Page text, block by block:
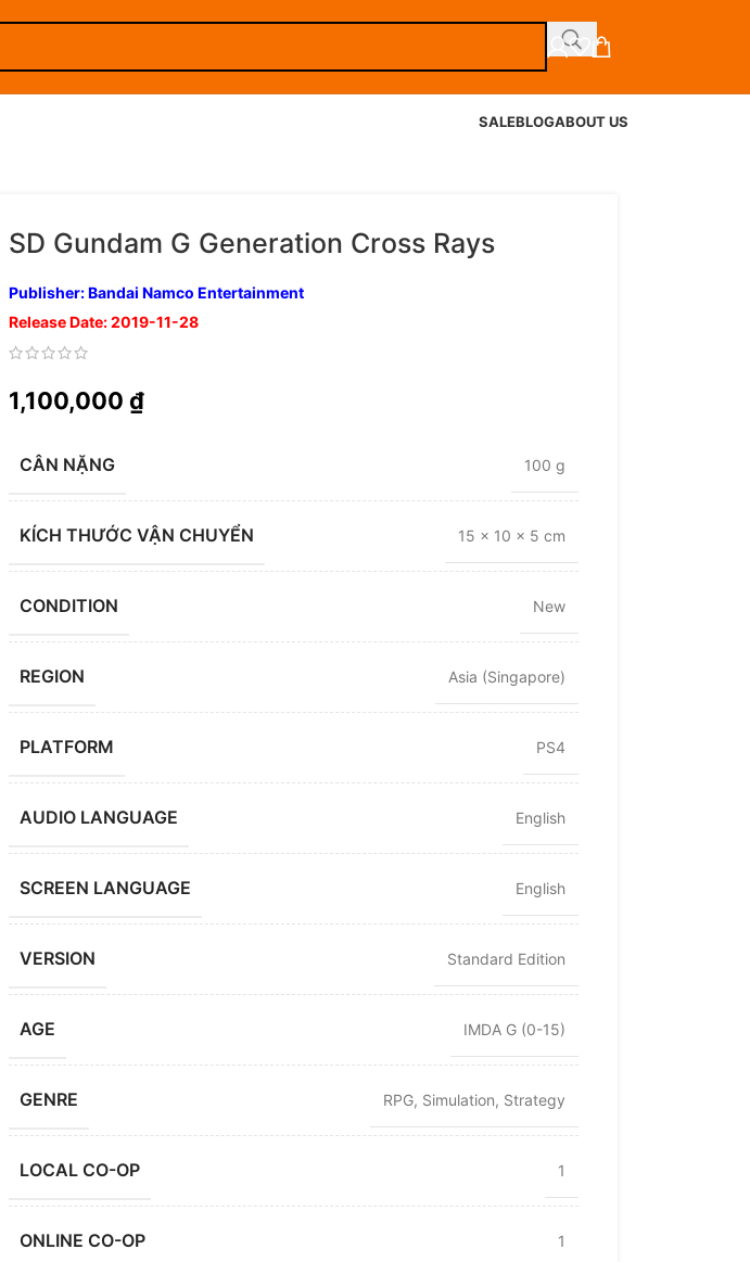
SALEBLOGABOUT US
SD Gundam G Generation Cross Rays
Publisher: Bandai Namco Entertainment
Release Date: 2019-11-28
1,100,000 ₫
CÂN NẶNG 100 g
KÍCH THƯỚC VẬN CHUYỂN 15 × 10 × 5 cm
CONDITION New
REGION Asia (Singapore)
PLATFORM PS4
AUDIO LANGUAGE English
SCREEN LANGUAGE English
VERSION Standard Edition
AGE IMDA G (0-15)
GENRE RPG, Simulation, Strategy
LOCAL CO-OP 1
ONLINE CO-OP 1